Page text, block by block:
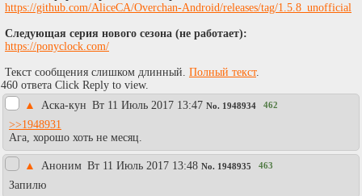
https://github.com/AliceCA/Overchan-Android/releases/tag/1.5.8_unofficial
Следующая серия нового сезона (не работает):
https://ponyclock.com/
Текст сообщения слишком длинный. Полный текст.
460 ответа Click Reply to view.
▲
Аска-кун Вт 11 Июль 2017 13:47 No. 1948934 462
>>1948931
Ага, хорошо хоть не месяц.
▲ Аноним Вт 11 Июль 2017 13:48 No. 1948935 463
Запилю